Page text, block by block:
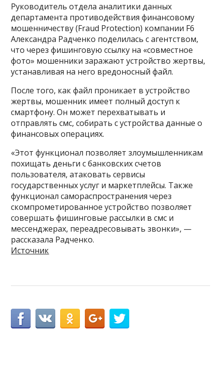
Руководитель отдела аналитики данных
департамента противодействия финансовому
мошенничеству (Fraud Protection) компании F6
Александра Радченко поделилась с агентством,
что через фишинговую ссылку на «совместное
фото» мошенники заражают устройство жертвы,
устанавливая на него вредоносный файл.
После того, как файл проникает в устройство
жертвы, мошенник имеет полный доступ к
смартфону. Он может перехватывать и
отправлять смс, собирать с устройства данные о
финансовых операциях.
«Этот функционал позволяет злоумышленникам
похищать деньги с банковских счетов
пользователя, атаковать сервисы
государственных услуг и маркетплейсы. Также
функционал самораспространения через
скомпрометированное устройство позволяет
совершать фишинговые рассылки в смс и
мессенджерах, переадресовывать звонки», —
рассказала Радченко.
Источник